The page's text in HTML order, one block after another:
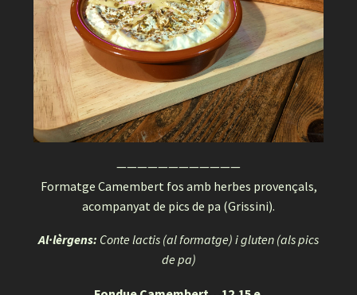
————————————
Formatge Camembert fos amb herbes provençals,
acompanyat de pics de pa (Grissini).
Al·lèrgens: Conte lactis (al formatge) i gluten (als pics
de pa)